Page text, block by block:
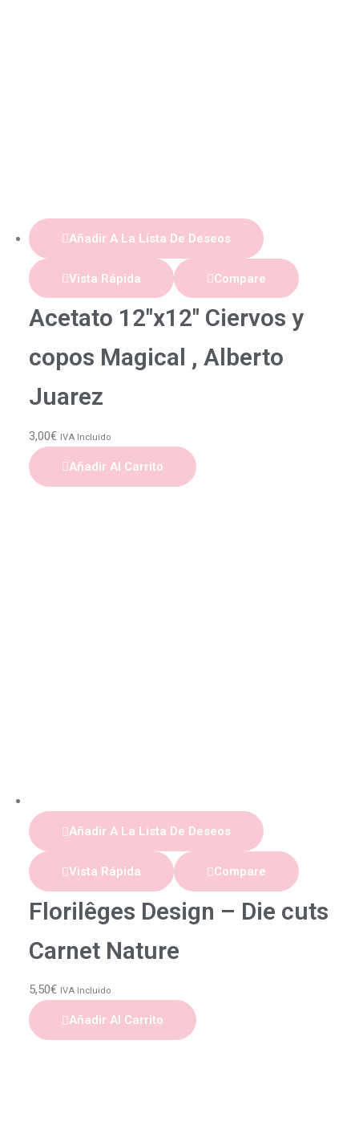
Añadir A La Lista De Deseos
Vista Rápida Compare
Acetato 12″x12″ Ciervos y
copos Magical , Alberto
Juarez
3,00€ IVA Incluido
Añadir Al Carrito
Añadir A La Lista De Deseos
Vista Rápida Compare
Florilêges Design – Die cuts
Carnet Nature
5,50€ IVA Incluido
Añadir Al Carrito